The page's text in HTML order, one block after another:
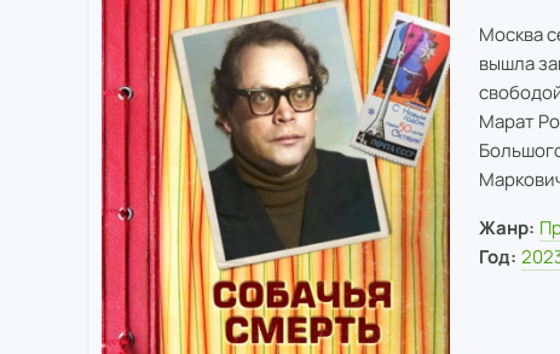
Москва
вышла
Марат
Жанр:
Год: